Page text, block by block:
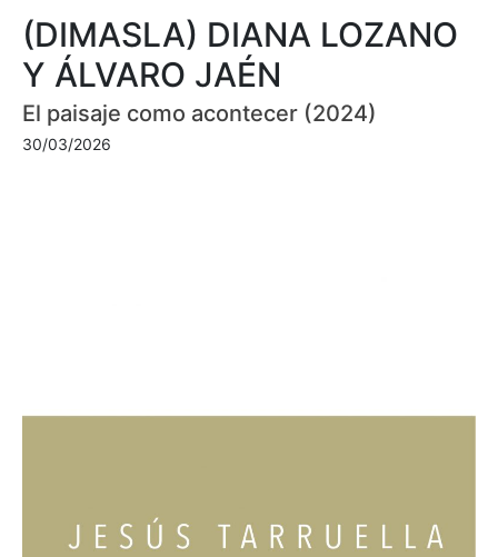
(DIMASLA) DIANA LOZANO
Y ÁLVARO JAÉN
El paisaje como acontecer (2024)
30/03/2026